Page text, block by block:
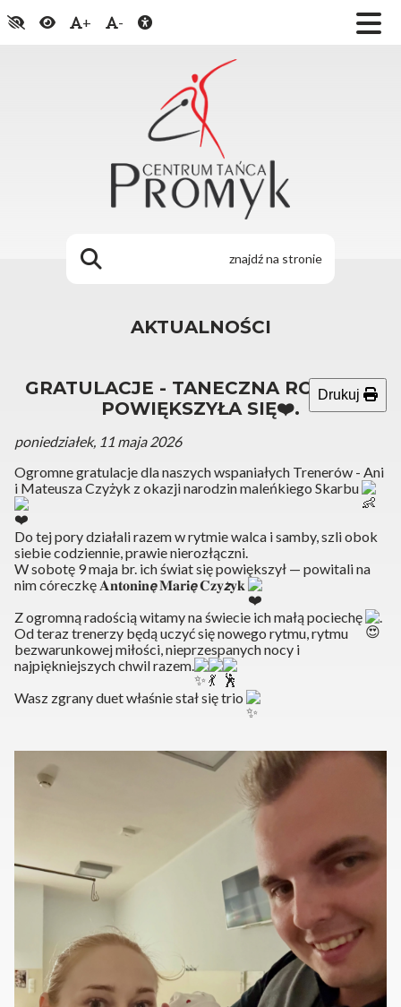
+ -
AKTUALNOŚCI
GRATULACJE - TANECZNA RODZINA
POWIĘKSZYŁA SIĘ❤️.
poniedziałek, 11 maja 2026
Drukuj
Ogromne gratulacje dla naszych wspaniałych Trenerów - Ani
i Mateusza Czyżyk z okazji narodzin maleńkiego Skarbu
Do tej pory działali razem w rytmie walca i samby, szli obok
siebie codziennie, prawie nierozłączni.
W sobotę 9 maja br. ich świat się powiększył — powitali na
nim córeczkę 𝐀𝐧𝐭𝐨𝐧𝐢𝐧𝙚̨ 𝐌𝐚𝐫𝐢𝙚̨ 𝐂𝐳𝐲𝙯̇𝐲𝐤
Z ogromną radością witamy na świecie ich małą pociechę
.
Od teraz trenerzy będą uczyć się nowego rytmu, rytmu
bezwarunkowej miłości, nieprzespanych nocy i
najpiękniejszych chwil razem.
Wasz zgrany duet właśnie stał się trio